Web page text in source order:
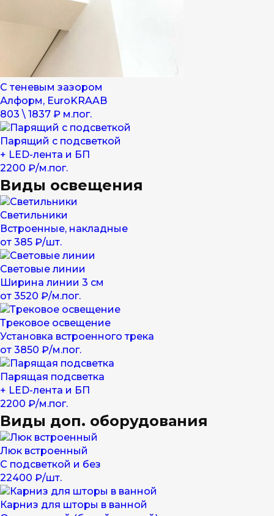
С теневым зазором
Алформ, EuroKRAAB
803 \ 1837 ₽ м.пог.
Парящий с подсветкой
+ LED-лента и БП
2200 ₽/м.пог.
Виды освещения
Светильники
Встроенные, накладные
от 385 ₽/шт.
Световые линии
Ширина линии 3 см
от 3520 ₽/м.пог.
Трековое освещение
Установка встроенного трека
от 3850 ₽/м.пог.
Парящая подсветка
+ LED-лента и БП
2200 ₽/м.пог.
Виды доп. оборудования
Люк встроенный
С подсветкой и без
22400 ₽/шт.
Карниз для шторы в ванной